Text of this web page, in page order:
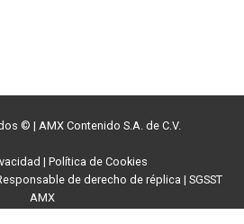
© | AMX Contenido S.A. de C.V.
| Política de Cookies
de derecho de réplica | SGSST
AMX